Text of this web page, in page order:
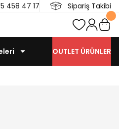
458 47 17 Sipariş Takibi
OUTLET ÜRÜNLER